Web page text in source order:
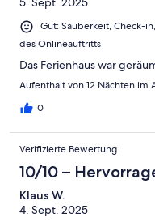
Gut: Sauberkeit, Check-
des Onlineauftritts
Das Ferienhaus war
Aufenthalt von 12 Nächten im
0
Verifizierte Bewertung
10/10 –
Klaus W.
4. Sept. 2025